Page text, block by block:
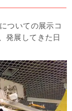
ついての展示コ
発展してきた日